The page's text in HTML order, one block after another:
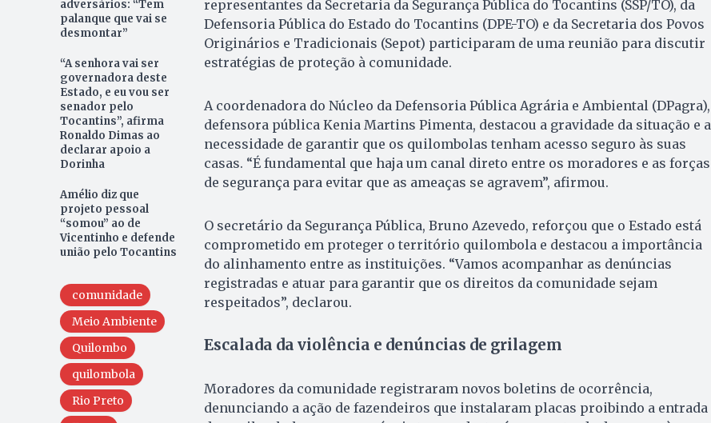
adversários: “Tem
palanque que vai se
desmontar”
“A senhora vai ser
governadora deste
Estado, e eu vou ser
senador pelo
Tocantins”, afirma
Ronaldo Dimas ao
declarar apoio a
Dorinha
Amélio diz que
projeto pessoal
“somou” ao de
Vicentinho e defende
união pelo Tocantins
comunidade
Meio Ambiente
Quilombo
quilombola
Rio Preto
representantes da Secretaria da Segurança Pública do Tocantins (SSP/TO), da
Defensoria Pública do Estado do Tocantins (DPE-TO) e da Secretaria dos Povos
Originários e Tradicionais (Sepot) participaram de uma reunião para discutir
estratégias de proteção à comunidade.
A coordenadora do Núcleo da Defensoria Pública Agrária e Ambiental (DPagra),
defensora pública Kenia Martins Pimenta, destacou a gravidade da situação e a
necessidade de garantir que os quilombolas tenham acesso seguro às suas
casas. “É fundamental que haja um canal direto entre os moradores e as forças
de segurança para evitar que as ameaças se agravem”, afirmou.
O secretário da Segurança Pública, Bruno Azevedo, reforçou que o Estado está
comprometido em proteger o território quilombola e destacou a importância
do alinhamento entre as instituições. “Vamos acompanhar as denúncias
registradas e atuar para garantir que os direitos da comunidade sejam
respeitados”, declarou.
Escalada da violência e denúncias de grilagem
Moradores da comunidade registraram novos boletins de ocorrência,
denunciando a ação de fazendeiros que instalaram placas proibindo a entrada